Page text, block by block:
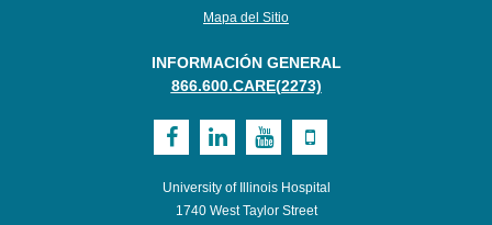
Mapa del Sitio
INFORMACIÓN GENERAL
866.600.CARE(2273)
Visit
Health
Visit
Health
Visit
Health
Visit
Health
University of Illinois Hospital
1740 West Taylor Street